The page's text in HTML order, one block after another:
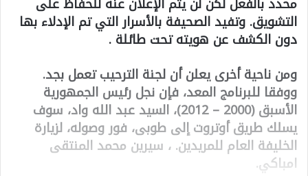
التشويق. وتفيد الصحيفة بالأسرار التي تم الإدلاء بها
دون الكشف عن هويته تحت طائلة .
ومن ناحية أخرى يعلن أن لجنة الترحيب تعمل بجد.
ووفقا للبرنامج المعد، فإن نجل رئيس الجمهورية
الأسبق (2000 – 2012)، السيد عبد الله واد، سوف
يسلك طريق أوتروت إلى طوبى، فور وصوله، لزيارة
الخليفة العام للمريدين. ، سيرين محمد المنتقى
امباكي.